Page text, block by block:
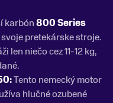
karbón800 Series
pretekárske stroje.
len niečo cez 11-12 kg,
Tento nemecký motor
hlučné ozubené